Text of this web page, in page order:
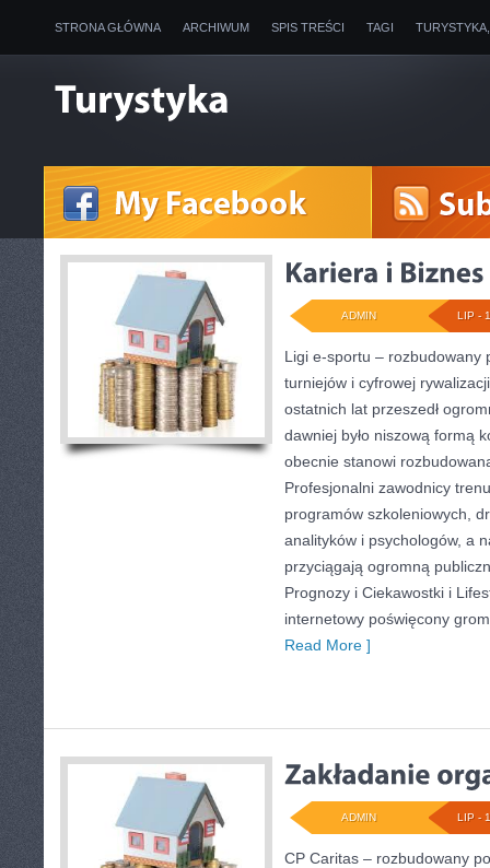
STRONA GŁÓWNA ARCHIWUM SPIS TREŚCI TAGI
LIP -
ADMIN
Ligi e-sportu – rozbudowany
turniejów i cyfrowej
ostatnich lat przeszedł
dawniej było niszową formą
obecnie stanowi
Profesjonalni zawodnicy
programów szkoleniowych,
analityków i psychologów, a
przyciągają ogromną
Prognozy i Ciekawostki i
internetowy poświęcony
Read More ]
LIP -
ADMIN
CP Caritas – rozbudowany